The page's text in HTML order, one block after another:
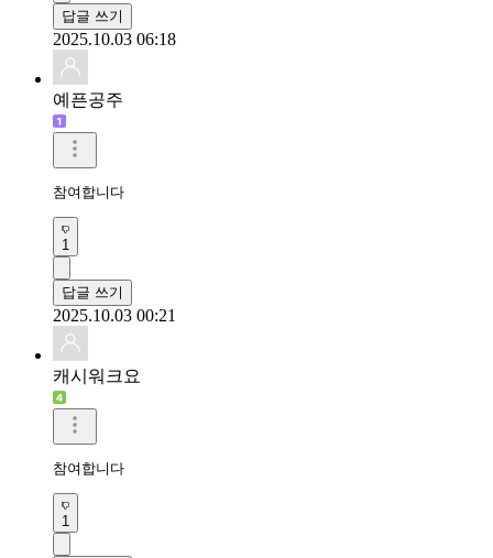
답글 쓰기
2025.10.03 06:18
예픈공주
참여합니다
1
답글 쓰기
2025.10.03 00:21
캐시워크요
참여합니다
1